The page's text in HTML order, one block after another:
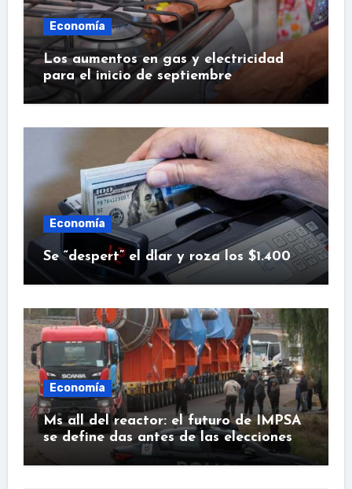
Economía
Los aumentos en gas y electricidad
para el inicio de septiembre
Economía
Se “despert” el dlar y roza los $1.400
Economía
Ms all del reactor: el futuro de IMPSA
se define das antes de las elecciones